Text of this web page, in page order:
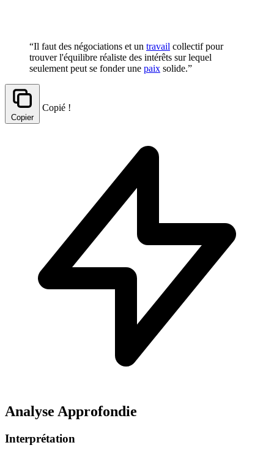
“Il faut des négociations et un travail collectif pour
trouver l'équilibre réaliste des intérêts sur lequel
seulement peut se fonder une paix solide.”
Copier
Copié !
Analyse Approfondie
Interprétation